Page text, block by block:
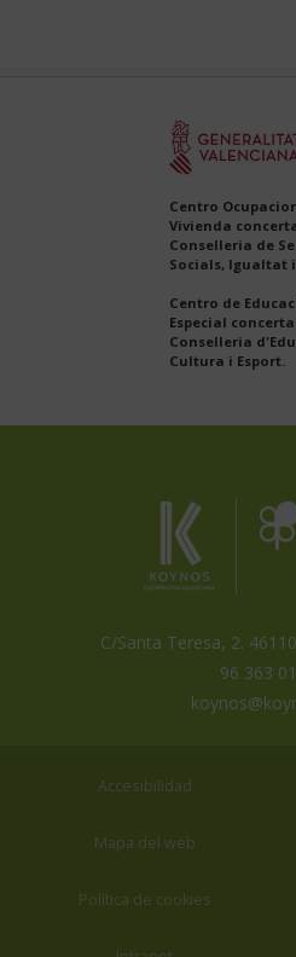
Centro
Vivienda
Conselleria de
Socials, Igualtat i
Centro de
Especial
Conselleria
Cultura i Esport.
C/Santa Teresa, 2.
96 363
Accesibilidad
Mapa del web
Política de cookies